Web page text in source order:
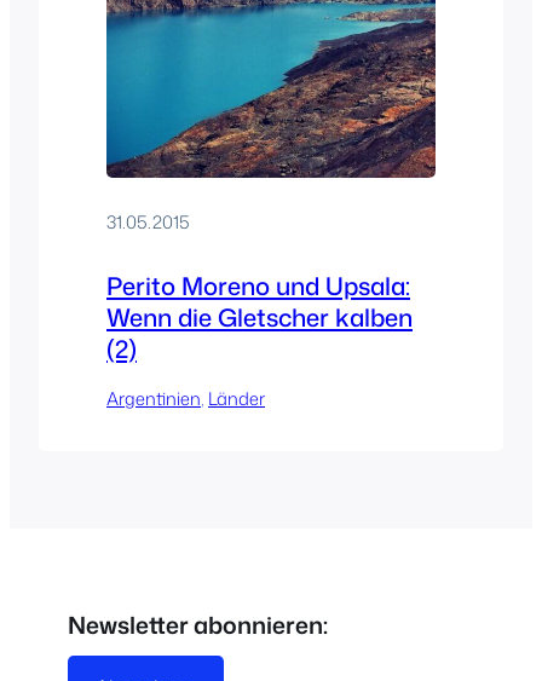
31.05.2015
Perito Moreno und Upsala:
Wenn die Gletscher kalben
(2)
Argentinien, Länder
Newsletter abonnieren: